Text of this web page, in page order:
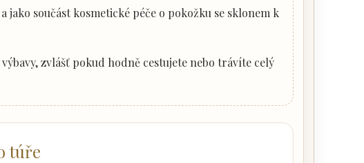
součást kosmetické péče o pokožku se sklonem k
zvlášť pokud hodně cestujete nebo trávíte celý
túře